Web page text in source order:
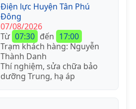
Điện lực Huyện Tân Phú
Đông
07/08/2026
Từ 07:30 đến 17:00
Trạm khách hàng: Nguyễn
Thành Danh
Thí nghiệm, sửa chữa bảo
dưỡng Trung, hạ áp